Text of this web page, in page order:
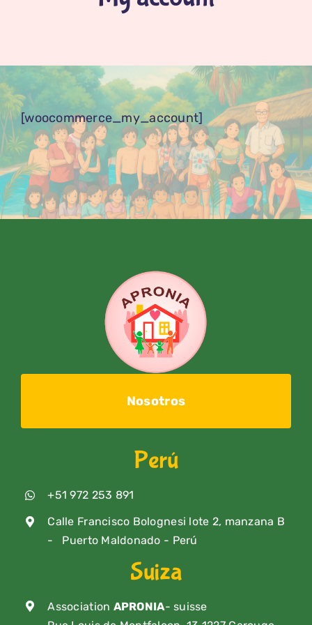
[woocommerce_my_account]
Nosotros
Perú
+51 972 253 891
Calle Francisco Bolognesi lote 2, manzana B
- Puerto Maldonado - Perú
Suiza
Association APRONIA- suisse